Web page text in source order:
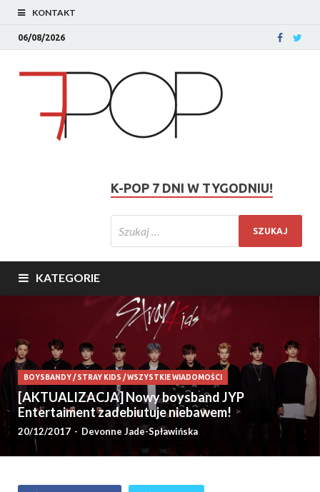
KONTAKT
06/08/2026
K-POP 7 DNI W TYGODNIU!
KATEGORIE
BOYSBANDY/STRAY KIDS /WSZYSTKIE WIADOMOŚCI
[AKTUALIZACJA] Nowy boysband JYP
Entertaiment zadebiutuje niebawem!
20/12/2017 - Devonne Jade-Spławińska